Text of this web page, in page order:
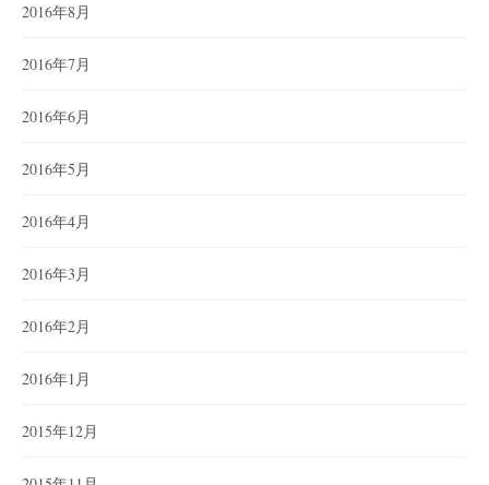
2016年8月
2016年7月
2016年6月
2016年5月
2016年4月
2016年3月
2016年2月
2016年1月
2015年12月